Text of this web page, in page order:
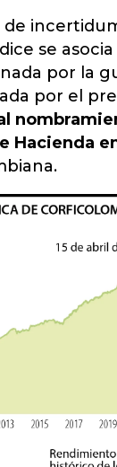
de
se asocia
por la
por el
Hacienda